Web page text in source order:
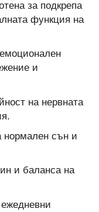
за подкрепа
функция на
и
на нервната
нормален сън и
и баланса на